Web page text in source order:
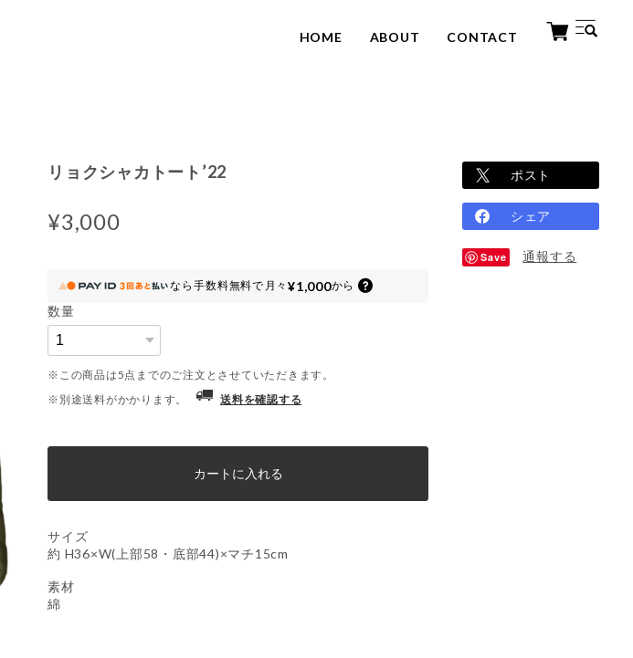
HOME ABOUT CONTACT
リョクシャカトート’22
¥3,000
なら 手数料無料で 月々¥1,000から
数量
※この商品は5点までのご注文とさせていただきます。
※別途送料がかかります。
送料を確認する
カートに入れる
サイズ
約 H36×W(上部58・底部44)×マチ15cm
素材
綿
ポスト
シェア
Save 通報する